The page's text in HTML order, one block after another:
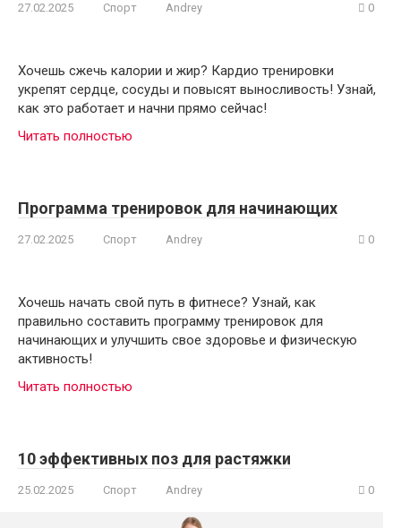
27.02.2025 Спорт Andrey 0
Хочешь сжечь калории и жир? Кардио тренировки
укрепят сердце, сосуды и повысят выносливость! Узнай,
как это работает и начни прямо сейчас!
Читать полностью
Программа тренировок для начинающих
27.02.2025 Спорт Andrey 0
Хочешь начать свой путь в фитнесе? Узнай, как
правильно составить программу тренировок для
начинающих и улучшить свое здоровье и физическую
активность!
Читать полностью
10 эффективных поз для растяжки
25.02.2025 Спорт Andrey 0